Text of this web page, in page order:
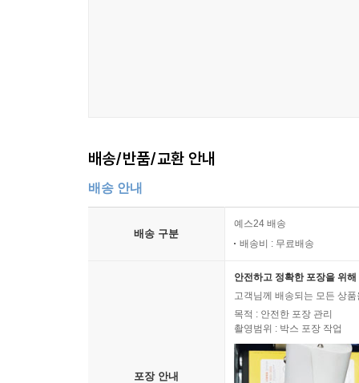
배송/반품/교환 안내
배송 안내
배송 구분
예스24 배송
배송비 : 무료배송
포장 안내
안전하고 정확한 포장을 위
고객님께 배송되는 모든 상
목적 : 안전한 포장 관리
촬영범위 : 박스 포장 작업